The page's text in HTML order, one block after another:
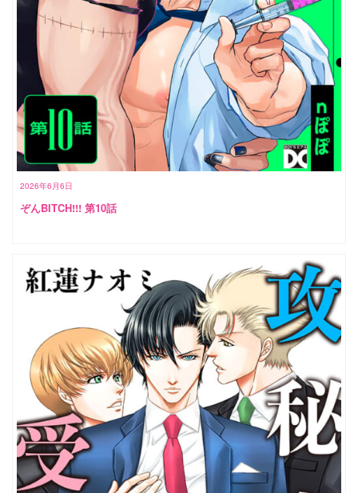
2026年6月6日
ぞんBITCH!!! 第10話